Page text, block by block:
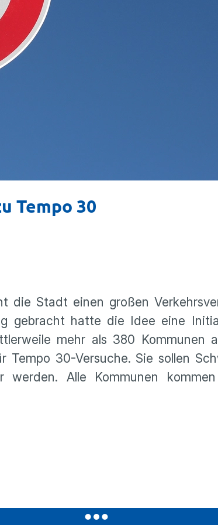
Tempo 30
die Stadt einen großen
gebracht hatte die Idee eine
mehr als 380 Kommunen
30-Versuche. Sie sollen
werden. Alle Kommunen